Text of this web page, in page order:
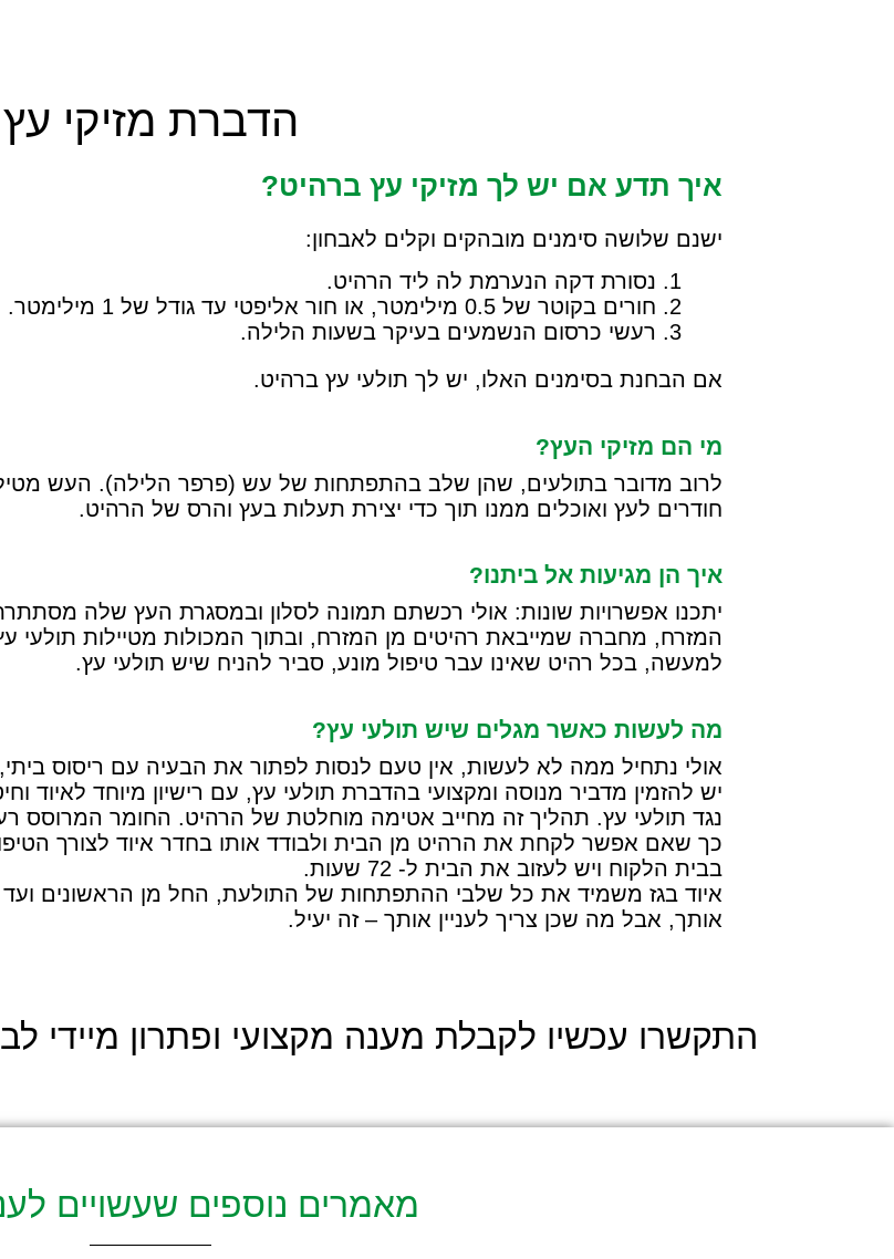
הדברת מזיקי עץ
איך תדע אם יש לך מזיקי עץ ברהיט?
ישנם שלושה סימנים מובהקים וקלים לאבחון:
נסורת דקה הנערמת לה ליד הרהיט.
חורים בקוטר של 0.5 מילימטר, או חור אליפטי עד גודל של 1 מילימטר.
רעשי כרסום הנשמעים בעיקר בשעות הלילה.
אם הבחנת בסימנים האלו, יש לך תולעי עץ ברהיט.
מי הם מזיקי העץ?
לרוב מדובר בתולעים, שהן שלב בהתפתחות של עש (פרפר הלילה). העש מטיל
חודרים לעץ ואוכלים ממנו תוך כדי יצירת תעלות בעץ והרס של הרהיט.
איך הן מגיעות אל ביתנו?
יתכנו אפשרויות שונות: אולי רכשתם תמונה לסלון ובמסגרת העץ שלה
המזרח, מחברה שמייבאת רהיטים מן המזרח, ובתוך המכולות מטיילות תולעי
למעשה, בכל רהיט שאינו עבר טיפול מונע, סביר להניח שיש תולעי עץ.
מה לעשות כאשר מגלים שיש תולעי עץ?
אולי נתחיל ממה לא לעשות, אין טעם לנסות לפתור את הבעיה עם ריסוס
יש להזמין מדביר מנוסה ומקצועי בהדברת תולעי עץ, עם רישיון מיוחד לאיוד
נגד תולעי עץ. תהליך זה מחייב אטימה מוחלטת של הרהיט. החומר המרוסס
כך שאם אפשר לקחת את הרהיט מן הבית ולבודד אותו בחדר איוד לצורך
בבית הלקוח ויש לעזוב את הבית ל- 72 שעות.
איוד בגז משמיד את כל שלבי ההתפתחות של התולעת, החל מן הראשונים
אותך, אבל מה שכן צריך לעניין אותך – זה יעיל.
התקשרו עכשיו לקבלת מענה מקצועי ופתרון מיידי
מאמרים נוספים שעשויים